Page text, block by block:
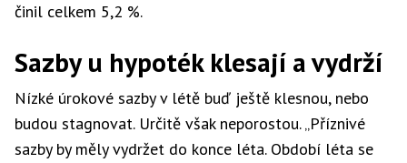
činil celkem 5,2 %.
Sazby u hypoték klesají a vydrží
Nízké úrokové sazby v létě buď ještě klesnou, nebo
budou stagnovat. Určitě však neporostou. „Příznivé
sazby by měly vydržet do konce léta. Období léta se